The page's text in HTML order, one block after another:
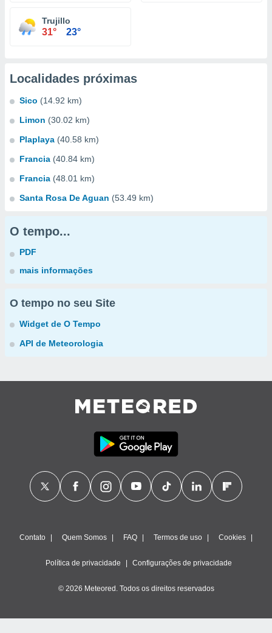
Trujillo
31° 23°
Localidades próximas
Sico (14.92 km)
Limon (30.02 km)
Plaplaya (40.58 km)
Francia (40.84 km)
Francia (48.01 km)
Santa Rosa De Aguan (53.49 km)
O tempo...
PDF
mais informações
O tempo no seu Site
Widget de O Tempo
API de Meteorologia
Contato Quem Somos FAQ Termos de uso Cookies
Política de privacidade Configurações de privacidade
© 2026 Meteored. Todos os direitos reservados